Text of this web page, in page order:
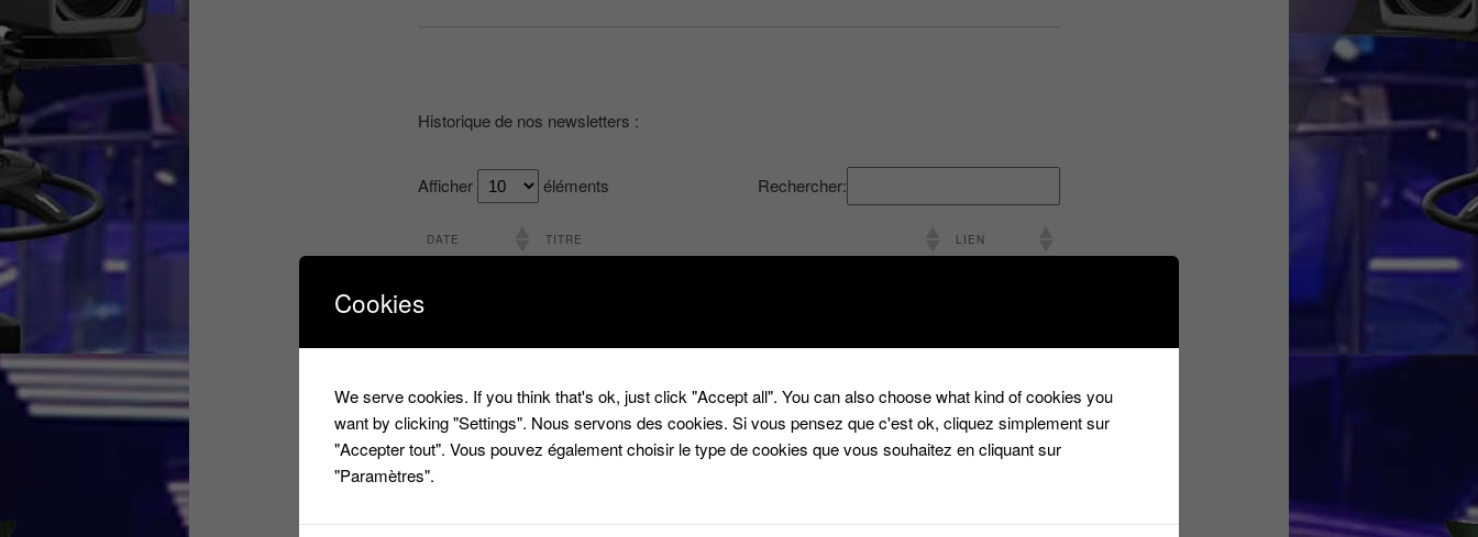
Historique de nos newsletters :
Afficher éléments Rechercher:
DATE TITRE LIEN
10/05/2015
Lettre Hebdomadaire N°4
Cliquez ici
17/05/2015
Lettre Hebdomadaire N°5 Cliquez ici
Affichage des éléments 1 à 5 sur 5 éléments
Cookies
We serve cookies. If you think that's ok, just click "Accept all". You can also choose what kind of cookies you
want by clicking "Settings". Nous servons des cookies. Si vous pensez que c'est ok, cliquez simplement sur
"Accepter tout". Vous pouvez également choisir le type de cookies que vous souhaitez en cliquant sur
"Paramètres".